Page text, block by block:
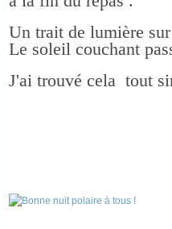
Un trait de lumière
Le soleil couchant
J'ai trouvé cela tout